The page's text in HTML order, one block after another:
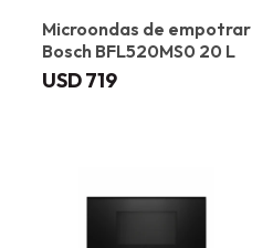
Microondas de empotrar
Bosch BFL520MS0 20 L
USD719